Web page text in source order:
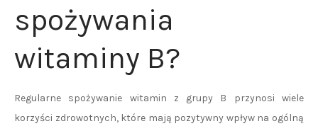
spożywania
witaminy B?
Regularne spożywanie witamin z grupy B przynosi wiele
korzyści zdrowotnych, które mają pozytywny wpływ na ogólną